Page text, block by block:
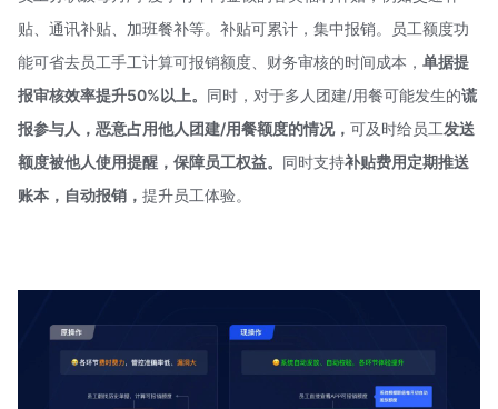
贴、通讯补贴、加班餐补等。补贴可累计，集中报销。员工额度功
能可省去员工手工计算可报销额度、财务审核的时间成本， 单据提
报审核效率提升50%以上。 同时，对于多人团建/用餐可能发生的谎
报参与人 ，恶意占用他人团建/用餐额度的情况， 可及时给员工发送
额度被他人使用提醒，保障员工权益。 同时支持补贴费用定期推送
账本，自动报销， 提升员工体验。